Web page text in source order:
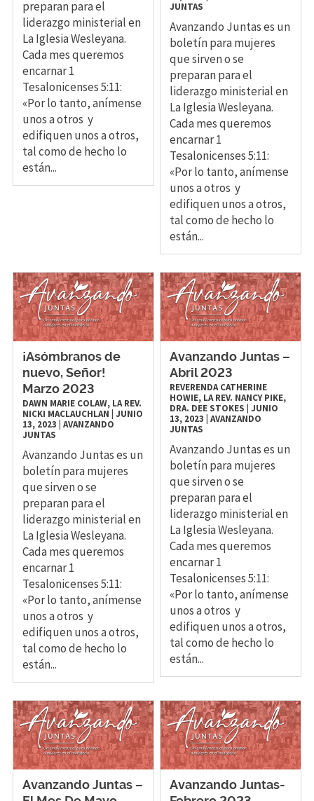
preparan para el
liderazgo ministerial en
La Iglesia Wesleyana.
Cada mes queremos
encarnar 1
Tesalonicenses 5:11:
«Por lo tanto, anímense
unos a otros y
edifiquen unos a otros,
tal como de hecho lo
están...
JUNTAS
Avanzando Juntas es un
boletín para mujeres
que sirven o se
preparan para el
liderazgo ministerial en
La Iglesia Wesleyana.
Cada mes queremos
encarnar 1
Tesalonicenses 5:11:
«Por lo tanto, anímense
unos a otros y
edifiquen unos a otros,
tal como de hecho lo
están...
¡Asómbranos de
nuevo, Señor!
Marzo 2023
DAWN MARIE COLAW, LA REV.
NICKI MACLAUCHLAN JUNIO
13, 2023 AVANZANDO
JUNTAS
Avanzando Juntas es un
boletín para mujeres
que sirven o se
preparan para el
liderazgo ministerial en
La Iglesia Wesleyana.
Cada mes queremos
encarnar 1
Tesalonicenses 5:11:
«Por lo tanto, anímense
unos a otros y
edifiquen unos a otros,
tal como de hecho lo
están...
Avanzando Juntas –
Abril 2023
REVERENDA CATHERINE
HOWIE, LA REV. NANCY PIKE,
DRA. DEE STOKES |JUNIO
13, 2023 |AVANZANDO
JUNTAS
Avanzando Juntas es un
boletín para mujeres
que sirven o se
preparan para el
liderazgo ministerial en
La Iglesia Wesleyana.
Cada mes queremos
encarnar 1
Tesalonicenses 5:11:
«Por lo tanto, anímense
unos a otros y
edifiquen unos a otros,
tal como de hecho lo
están...
Avanzando Juntas –
Avanzando Juntas-